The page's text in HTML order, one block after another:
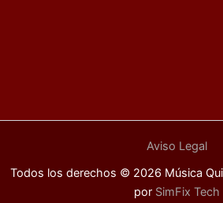
Aviso Legal
Todos los derechos © 2026 Música
porSimFix Tech